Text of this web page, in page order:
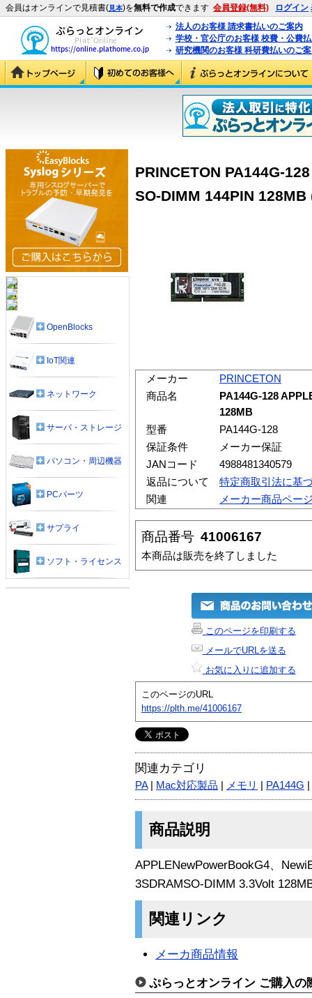
会員はオンラインで見積書(見本)を無料で作成できます 会員登録(無料) ログイン
法人のお客様 請求書払いのご案内
学校・官公庁のお客様 校費・公費
研究機関のお客様 科研費払いのご
PRINCETON PA144G-
SO-DIMM 144PIN 128MB
メーカー
PRINCETON
商品名
PA144G-128
128MB
型番
PA144G-128
保証条件
メーカー保証
JANコード
4988481340579
返品について
特定商取引法に基
関連
メーカー商品ペー
商品番号 41006167
本商品は販売を終了しました
このページを印刷する
メールでURLを送る
お気に入りに追加する
このページのURL
https://plth.me/41006167
関連カテゴリ
PA| Mac対応製品 メモリ PA144G
商品説明
APPLENewPowerBookG4、
3SDRAMSO-DIMM 3.3Volt
関連リンク
メーカ商品情報
ぷらっとオンライン ご購入の
OpenBlocks
IoT関連
ネットワーク
サーバ・ストレージ
パソコン・周辺機器
PCパーツ
サプライ
ソフト・ライセンス